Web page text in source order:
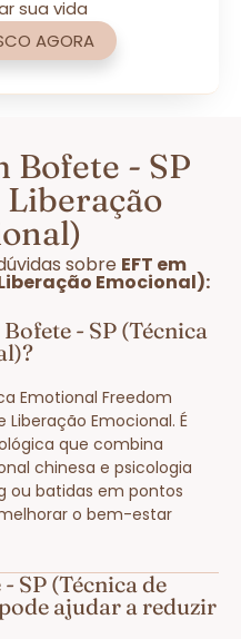
sua vida
AGORA
Bofete - SP
Liberação
sobre EFT em
Emocional):
- SP (Técnica
Emotional Freedom
Emocional. É
que combina
chinesa e psicologia
ou batidas em pontos
o bem-estar
SP (Técnica de
ajudar a reduzir